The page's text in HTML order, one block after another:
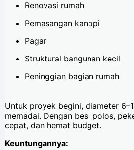
Renovasi rumah
Pemasangan kanopi
Pagar
Struktural bangunan kecil
Peninggian bagian rumah
Untuk proyek begini, diameter
memadai. Dengan besi polos,
cepat, dan hemat budget.
Keuntungannya: